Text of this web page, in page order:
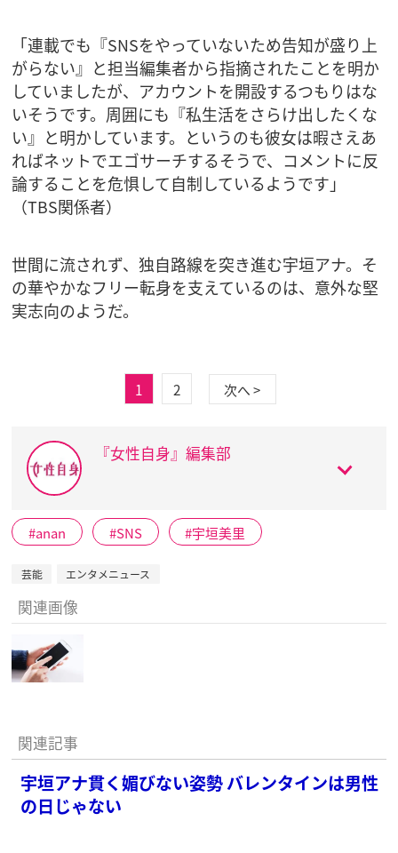
「連載でも『SNSをやっていないため告知が盛り上
がらない』と担当編集者から指摘されたことを明か
していましたが、アカウントを開設するつもりはな
いそうです。周囲にも『私生活をさらけ出したくな
い』と明かしています。というのも彼女は暇さえあ
ればネットでエゴサーチするそうで、コメントに反
論することを危惧して自制しているようです」
（TBS関係者）
世間に流されず、独自路線を突き進む宇垣アナ。そ
の華やかなフリー転身を支えているのは、意外な堅
実志向のようだ。
1 2 次へ >
『女性自身』編集部
anan SNS 宇垣美里
芸能 エンタメニュース
関連画像
関連記事
宇垣アナ貫く媚びない姿勢 バレンタインは男性
の日じゃない